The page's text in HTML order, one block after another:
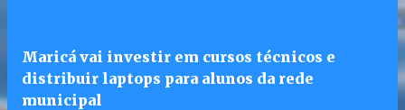
Maricá vai investir em cursos técnicos e
distribuir laptops para alunos da rede
municipal